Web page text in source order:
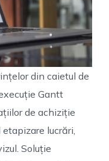
din caietul de
Gantt
de achiziție
lucrări,
Soluție